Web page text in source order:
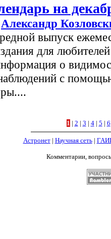
на
Александр
выпуск
для
о
с
1 | 2 | 3 | 4| 5 | 6
Астронет| Научная сеть|
Комментарии,